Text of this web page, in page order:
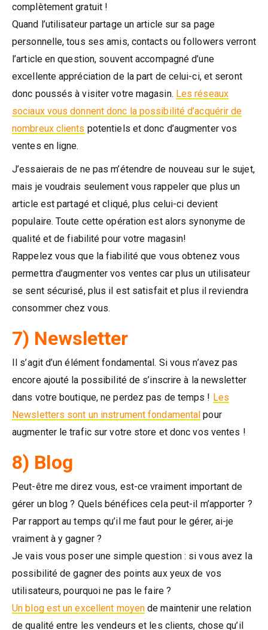
complètement gratuit !
Quand l’utilisateur partage un article sur sa page
personnelle, tous ses amis, contacts ou followers verront
l’article en question, souvent accompagné d’une
excellente appréciation de la part de celui-ci, et seront
donc poussés à visiter votre magasin. Les réseaux
sociaux vous donnent donc la possibilité d’acquérir de
nombreux clients potentiels et donc d’augmenter vos
ventes en ligne.
J’essaierais de ne pas m’étendre de nouveau sur le sujet,
mais je voudrais seulement vous rappeler que plus un
article est partagé et cliqué, plus celui-ci devient
populaire. Toute cette opération est alors synonyme de
qualité et de fiabilité pour votre magasin!
Rappelez vous que la fiabilité que vous obtenez vous
permettra d’augmenter vos ventes car plus un utilisateur
se sent sécurisé, plus il est satisfait et plus il reviendra
consommer chez vous.
7) Newsletter
Il s’agit d’un élément fondamental. Si vous n’avez pas
encore ajouté la possibilité de s’inscrire à la newsletter
dans votre boutique, ne perdez pas de temps ! Les
Newsletters sont un instrument fondamental pour
augmenter le trafic sur votre store et donc vos ventes !
8) Blog
Peut-être me direz vous, est-ce vraiment important de
gérer un blog ? Quels bénéfices cela peut-il m’apporter ?
Par rapport au temps qu’il me faut pour le gérer, ai-je
vraiment à y gagner ?
Je vais vous poser une simple question : si vous avez la
possibilité de gagner des points aux yeux de vos
utilisateurs, pourquoi ne pas le faire ?
Un blog est un excellent moyen de maintenir une relation
de qualité entre les vendeurs et les clients, chose qu’il